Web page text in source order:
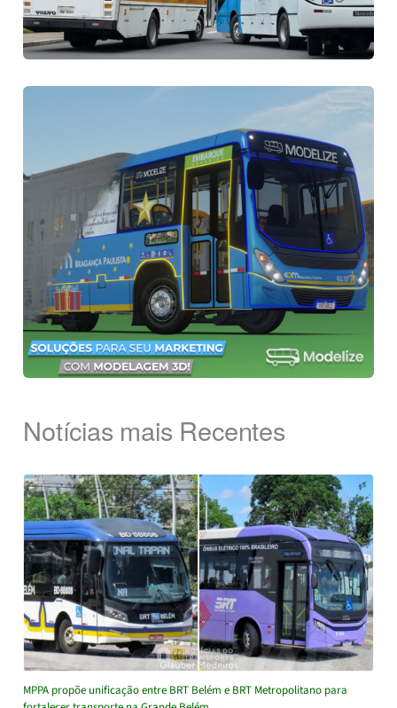
Notícias mais Recentes
MPPA propõe unificação entre BRT Belém e BRT Metropolitano para